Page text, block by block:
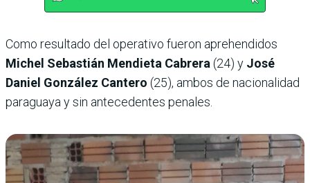
Como resultado del operativo fueron aprehendidos
Michel Sebastián Mendieta Cabrera(24) y José
Daniel González Cantero (25), ambos de nacionalidad
paraguaya y sin antecedentes penales.